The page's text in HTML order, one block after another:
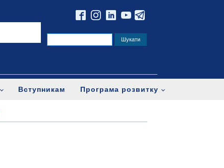
Вступникам Програма розвитку